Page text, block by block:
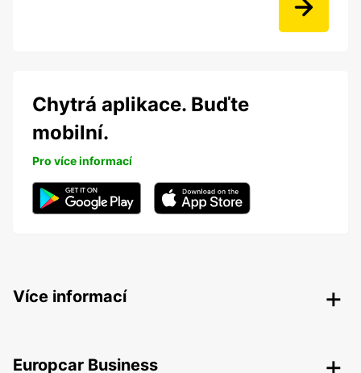
Chytrá aplikace. Buďte
mobilní.
Pro více informací
Více informací
Europcar Business